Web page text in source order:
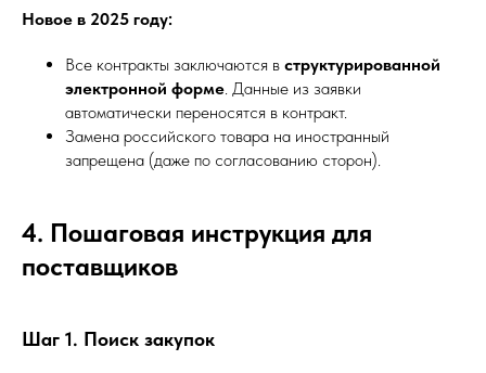
Новое в 2025 году:
Все контракты заключаются в структурированной
электронной форме. Данные из заявки
автоматически переносятся в контракт.
Замена российского товара на иностранный
запрещена (даже по согласованию сторон).
4. Пошаговая инструкция для
поставщиков
Шаг 1. Поиск закупок